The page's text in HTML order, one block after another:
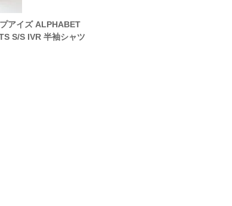
アイズ ALPHABET
S/S IVR 半袖シャツ